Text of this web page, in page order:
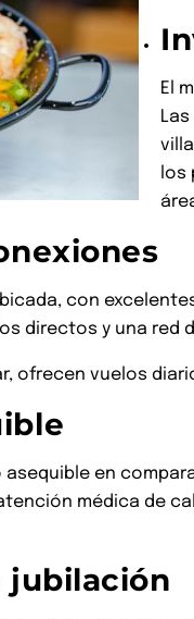
El
los
con
directos y una red
ofrecen vuelos
en
médica de
jubilación